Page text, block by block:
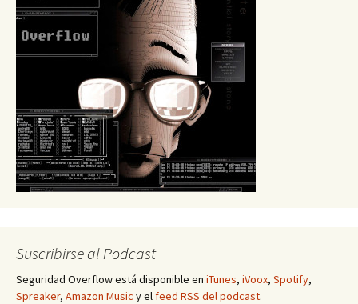
Suscribirse al Podcast
Seguridad Overflow está disponible en iTunes, iVoox, Spotify,
Spreaker, Amazon Music y el feed RSS del podcast.